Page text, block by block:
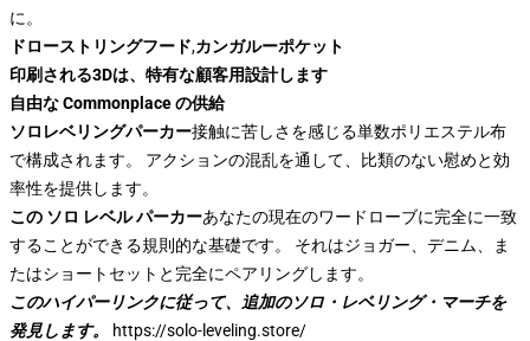
に。
ドローストリングフード,カンガルーポケット
印刷される3Dは、特有な顧客用設計します
自由な Commonplace の供給
ソロレベリングパーカー接触に苦しさを感じる単数ポリエステル布
で構成されます。 アクションの混乱を通して、比類のない慰めと効
率性を提供します。
この ソロ レベル パーカーあなたの現在のワードローブに完全に一致
することができる規則的な基礎です。 それはジョガー、デニム、ま
たはショートセットと完全にペアリングします。
このハイパーリンクに従って、追加のソロ・レベリング・マーチを
発見します。
https://solo-leveling.store/